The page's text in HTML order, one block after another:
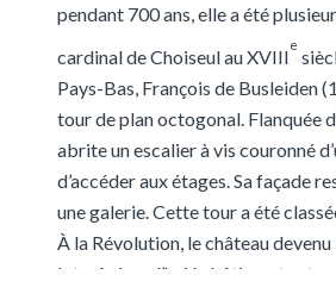
pendant 700 ans, elle a été
cardinal de Choiseul au XVIII
e
Pays-Bas, François de Busleiden
tour de plan octogonal. Flanquée
abrite un escalier à vis couronné
d’accéder aux étages. Sa façade
une galerie. Cette tour a été
À la Révolution, le château
lots. Aujourd’hui le bâtiment est